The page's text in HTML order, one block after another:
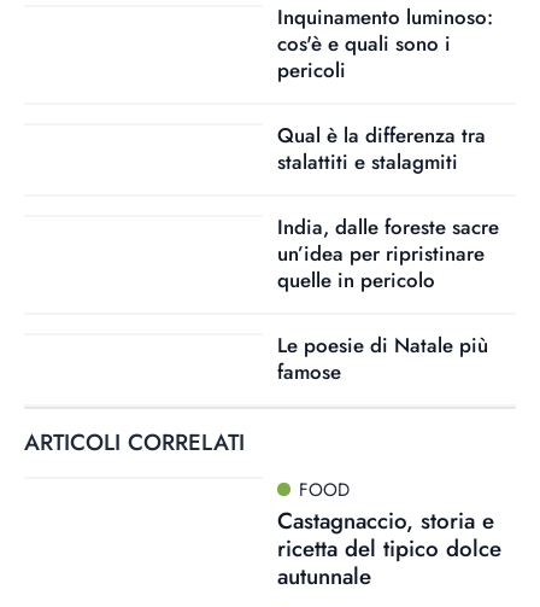
Inquinamento luminoso:
cos'è e quali sono i
pericoli
Qual è la differenza tra
stalattiti e stalagmiti
India, dalle foreste sacre
un’idea per ripristinare
quelle in pericolo
Le poesie di Natale più
famose
ARTICOLI CORRELATI
FOOD
Castagnaccio, storia e
ricetta del tipico dolce
autunnale